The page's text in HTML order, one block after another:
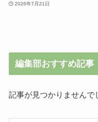
2026年7月21日
編集部おすすめ記事
記事が見つかりませんで